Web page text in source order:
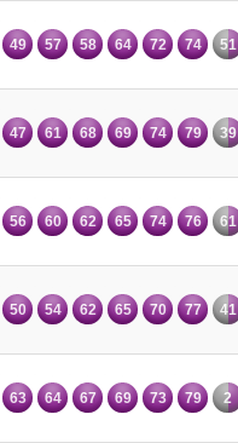
49 57 58 64 72 74 51
47 61 68 69 74 79 39
56 60 62 65 74 76 61
50 54 62 65 70 77 41
63 64 67 69 73 79 2